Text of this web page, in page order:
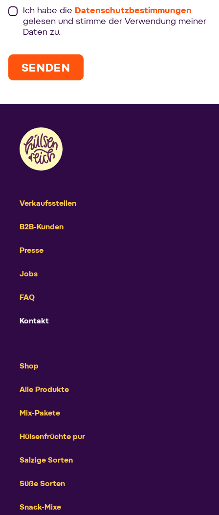
Ich habe die Datenschutzbestimmungen
gelesen und stimme der Verwendung meiner
Daten zu.
SENDEN
Verkaufsstellen
B2B-Kunden
Presse
Jobs
FAQ
Kontakt
Shop
Alle Produkte
Mix-Pakete
Hülsenfrüchte pur
Salzige Sorten
Süße Sorten
Snack-Mixe